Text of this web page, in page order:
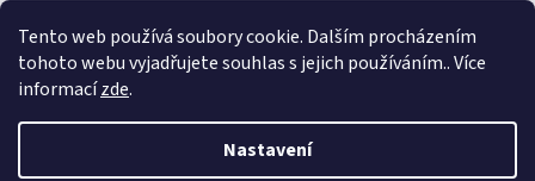
Tento web používá soubory cookie. Dalším procházením
tohoto webu vyjadřujete souhlas s jejich používáním.. Více
informacízde.
Nastavení